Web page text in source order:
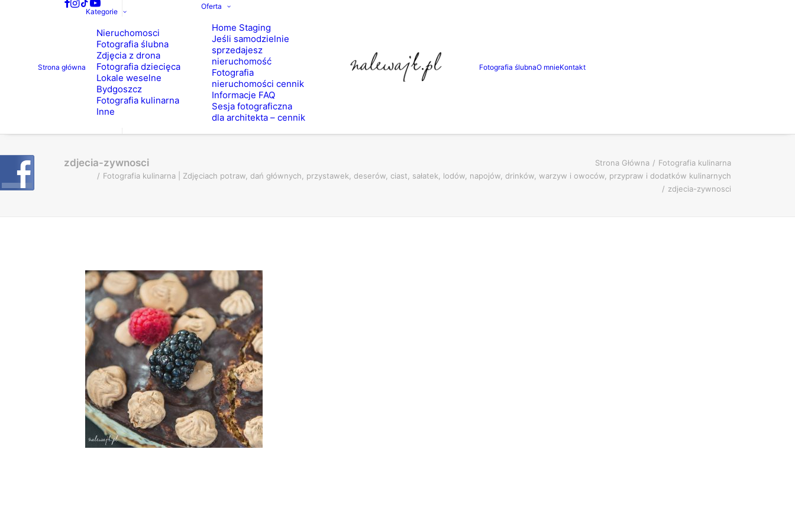
Strona główna
Kategorie
Nieruchomosci
Fotografia ślubna
Zdjęcia z drona
Fotografia dziecięca
Lokale weselne
Bydgoszcz
Fotografia kulinarna
Inne
Oferta
Home Staging
Jeśli samodzielnie
sprzedajesz
nieruchomość
Fotografia
nieruchomości cennik
Informacje FAQ
Sesja fotograficzna
dla architekta – cennik
Fotografia ślubnaO mnieKontakt
zdjecia-zywnosci Strona Główna
Fotografia kulinarna
Fotografia kulinarna | Zdjęciach potraw, dań głównych, przystawek, deserów, ciast, sałatek, lodów, napojów, drinków, warzyw i owoców, przypraw i dodatków kulinarnych
zdjecia-zywnosci